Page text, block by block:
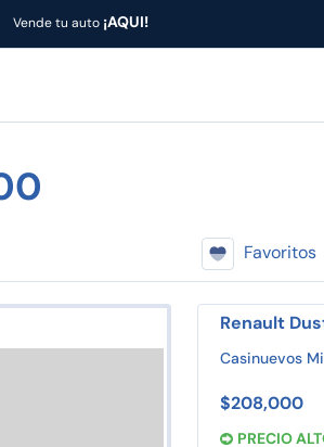
Vende tu auto¡AQUI!
Favoritos
Renault
Casinuevos
$208,000
PRECIO